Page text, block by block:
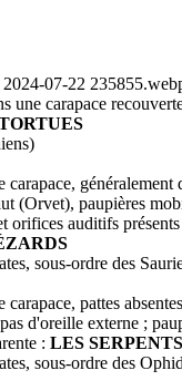
une carapace
généralement
(Orvet), paupières
orifices auditifs
sous-ordre des
pattes
d'oreille externe ;
: LES SERPENTS
sous-ordre des